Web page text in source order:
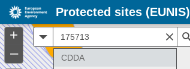
+
–
CDDA
Protected sites (EUNIS)